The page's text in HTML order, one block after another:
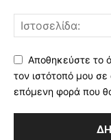
Αποθηκεύστε το
τον ιστότοπό μου
επόμενη φορά που